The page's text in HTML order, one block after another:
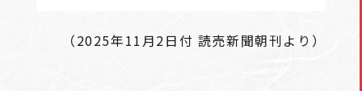
（2025年11月2日付 読売新聞朝刊より）